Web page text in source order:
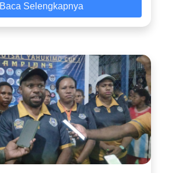
Baca Selengkapnya